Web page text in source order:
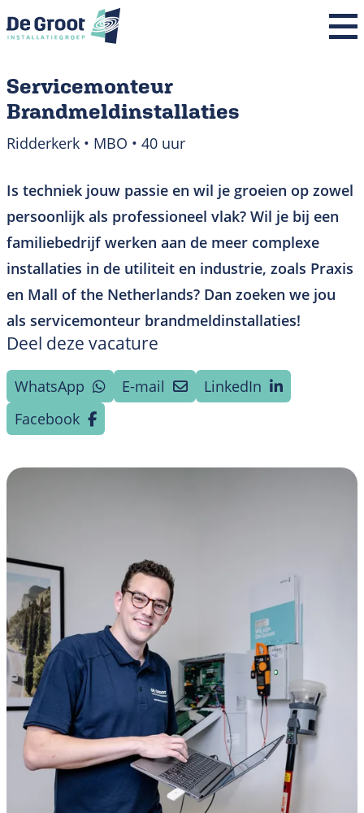
Home
Over ons
Expertises
Projecten
Nieuws
Werken bij
Contact
Servicemonteur
Brandmeldinstallaties
Ridderkerk • MBO • 40 uur
Is techniek jouw passie en wil je groeien op zowel
persoonlijk als professioneel vlak? Wil je bij een
familiebedrijf werken aan de meer complexe
installaties in de utiliteit en industrie, zoals Praxis
en Mall of the Netherlands? Dan zoeken we jou
als servicemonteur brandmeldinstallaties!
Deel deze vacature
WhatsApp E-mail
LinkedIn
Facebook